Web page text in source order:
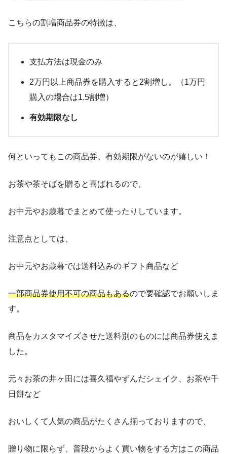
こちらの割増商品券の特徴は、
支払方法は現金のみ
2万円以上商品券を購入すると2割増し。（1万円
購入の場合は1.5割増）
有効期限なし
何といってもこの商品券、有効期限がないのが嬉しい！
お茶や茶そばを贈ると喜ばれるので、
お中元やお歳暮でまとめて使ったりしています。
注意点としては、
お中元やお歳暮では送料込みのギフト商品など
一部商品券使用不可の商品もあるので要確認でお願いしま
す。
商品をカスタマイズさせた送料別のものには商品券使えま
した。
元々お茶の井ヶ田には喜久福やずんだシェイク、お茶や千
日餅など
おいしくて人気の商品がたくさん揃っておりますので、
贈り物に限らず、普段からよく買い物をする方はこの商品